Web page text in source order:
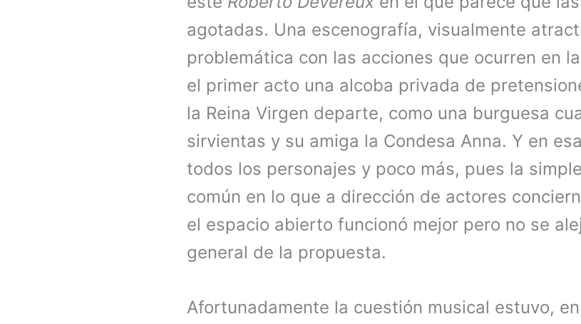
agotadas. Una escenografía, visualmente
problemática con las acciones que ocurren en
el primer acto una alcoba privada de
la Reina Virgen departe, como una burguesa
sirvientas y su amiga la Condesa Anna. Y en
todos los personajes y poco más, pues la
común en lo que a dirección de actores
el espacio abierto funcionó mejor pero no se
general de la propuesta.
Afortunadamente la cuestión musical estuvo,